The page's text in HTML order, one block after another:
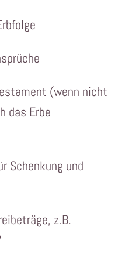
(wenn nicht
das Erbe
Schenkung und
z.B.